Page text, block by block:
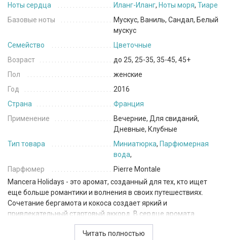
Ноты сердца
Иланг-Иланг, Ноты моря, Тиаре
Базовые ноты
Мускус, Ваниль, Сандал, Белый
мускус
Семейство
Цветочные
Возраст
до 25, 25-35, 35-45, 45+
Пол
женские
Год
2016
Страна
Франция
Применение
Вечерние, Для свиданий,
Дневные, Клубные
Тип товара
Миниатюрка, Парфюмерная
вода,
Парфюмер
Pierre Montale
Mancera Holidays - это аромат, созданный для тех, кто ищет
еще больше романтики и волнения в своих путешествиях.
Сочетание бергамота и кокоса создает яркий и
привлекательный стартовый аккорд. В сердце аромата
раскрываются цветочные ноты иланг-иланга и тиаре,
напоминающие теплый ветерок и голубые воды тропического
Читать полностью